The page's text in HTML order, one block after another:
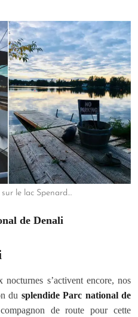
le lac Spenard…
de Denali
s’activent encore, nos
du splendide Parc national de
de route pour cette